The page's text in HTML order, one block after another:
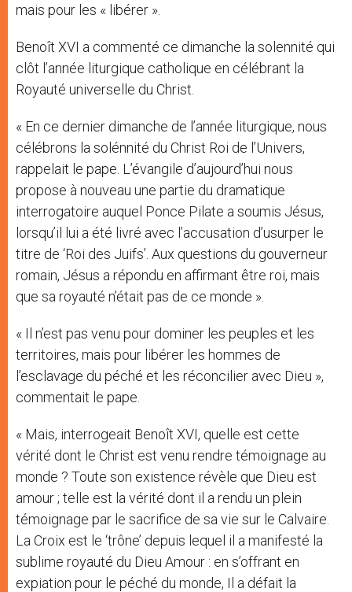
mais pour les « libérer ».
Benoît XVI a commenté ce dimanche la solennité qui
clôt l’année liturgique catholique en célébrant la
Royauté universelle du Christ.
« En ce dernier dimanche de l’année liturgique, nous
célébrons la solénnité du Christ Roi de l’Univers,
rappelait le pape. L’évangile d’aujourd’hui nous
propose à nouveau une partie du dramatique
interrogatoire auquel Ponce Pilate a soumis Jésus,
lorsqu’il lui a été livré avec l’accusation d’usurper le
titre de ‘Roi des Juifs’. Aux questions du gouverneur
romain, Jésus a répondu en affirmant être roi, mais
que sa royauté n’était pas de ce monde ».
« Il n’est pas venu pour dominer les peuples et les
territoires, mais pour libérer les hommes de
l’esclavage du péché et les réconcilier avec Dieu »,
commentait le pape.
« Mais, interrogeait Benoît XVI, quelle est cette
vérité dont le Christ est venu rendre témoignage au
monde ? Toute son existence révèle que Dieu est
amour ; telle est la vérité dont il a rendu un plein
témoignage par le sacrifice de sa vie sur le Calvaire.
La Croix est le ‘trône’ depuis lequel il a manifesté la
sublime royauté du Dieu Amour : en s’offrant en
expiation pour le péché du monde, Il a défait la